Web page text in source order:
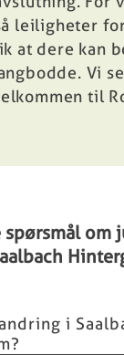
leiligheter
at dere kan
Vi
til
spørsmål om
i